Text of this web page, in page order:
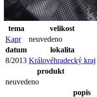
tema velikost
Kapr
neuvedeno
datum
lokalita
8/2013 Královéhradecký kraj
produkt
neuvedeno
popis